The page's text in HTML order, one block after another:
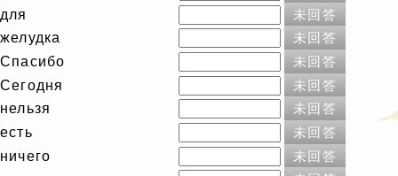
для
未回答
желудка
未回答
Спасибо
未回答
Сегодня
未回答
нельзя
未回答
есть
未回答
ничего
未回答